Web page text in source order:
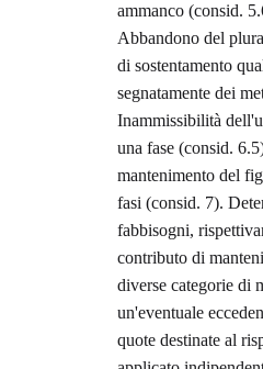
ammanco (consid.
Abbandono del
di sostentamento
segnatamente dei
Inammissibilità
una fase (consid.
mantenimento del
fasi (consid. 7).
fabbisogni,
contributo di
diverse categorie di
un'eventuale
quote destinate al